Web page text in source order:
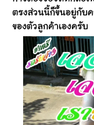
ตรงส่วนนี้ก็ขึ้นอยู่กับ
ของตัวลูกค้าเองครับ